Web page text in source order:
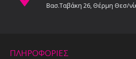
Βασ.Ταβάκη 26, Θέρμη Θεσ/
ΠΛΗΡΟΦΟΡΙΕΣ